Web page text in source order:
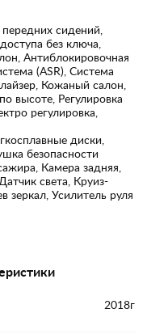
сидений,
без ключа,
Антиблокировочная
(ASR), Система
Кожаный салон,
высоте, Регулировка
регулировка,
диски,
безопасности
Камера задняя,
света, Круиз-
зеркал, Усилитель руля
2018г